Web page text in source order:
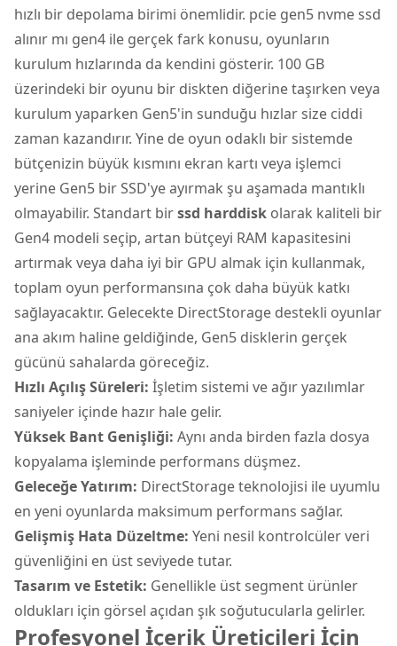
hızlı bir depolama birimi önemlidir. pcie gen5 nvme ssd
alınır mı gen4 ile gerçek fark konusu, oyunların
kurulum hızlarında da kendini gösterir. 100 GB
üzerindeki bir oyunu bir diskten diğerine taşırken veya
kurulum yaparken Gen5'in sunduğu hızlar size ciddi
zaman kazandırır. Yine de oyun odaklı bir sistemde
bütçenizin büyük kısmını ekran kartı veya işlemci
yerine Gen5 bir SSD'ye ayırmak şu aşamada mantıklı
olmayabilir. Standart birssd harddisk olarak kaliteli bir
Gen4 modeli seçip, artan bütçeyi RAM kapasitesini
artırmak veya daha iyi bir GPU almak için kullanmak,
toplam oyun performansına çok daha büyük katkı
sağlayacaktır. Gelecekte DirectStorage destekli oyunlar
ana akım haline geldiğinde, Gen5 disklerin gerçek
gücünü sahalarda göreceğiz.
Hızlı Açılış Süreleri: İşletim sistemi ve ağır yazılımlar
saniyeler içinde hazır hale gelir.
Yüksek Bant Genişliği: Aynı anda birden fazla dosya
kopyalama işleminde performans düşmez.
Geleceğe Yatırım: DirectStorage teknolojisi ile uyumlu
en yeni oyunlarda maksimum performans sağlar.
Gelişmiş Hata Düzeltme: Yeni nesil kontrolcüler veri
güvenliğini en üst seviyede tutar.
Tasarım ve Estetik: Genellikle üst segment ürünler
oldukları için görsel açıdan şık soğutucularla gelirler.
Profesyonel İçerik Üreticileri İçin